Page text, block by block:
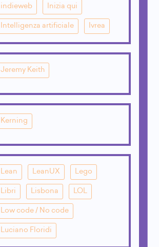
indieweb Inizia qui
Intelligenza artificiale Ivrea
Jeremy Keith
Kerning
Lean LeanUX Lego
Libri Lisbona LOL
Low code / No code
Luciano Floridi